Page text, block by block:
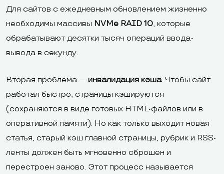
Для сайтов с ежедневным обновлением жизненно
необходимы массивы NVMe RAID 10, которые
обрабатывают десятки тысяч операций ввода-
вывода в секунду.
Вторая проблема — инвалидация кэша. Чтобы сайт
работал быстро, страницы кэшируются
(сохраняются в виде готовых HTML-файлов или в
оперативной памяти). Но как только выходит новая
статья, старый кэш главной страницы, рубрик и RSS-
ленты должен быть мгновенно сброшен и
перестроен заново. Этот процесс называется